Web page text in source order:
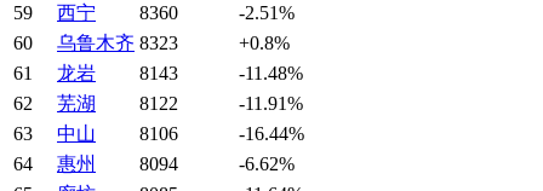
59
西宁 8360
-2.51%
60
乌鲁木齐 8323
+0.8%
61
龙岩 8143
-11.48%
62
芜湖 8122
-11.91%
63
中山 8106
-16.44%
64
惠州 8094
-6.62%